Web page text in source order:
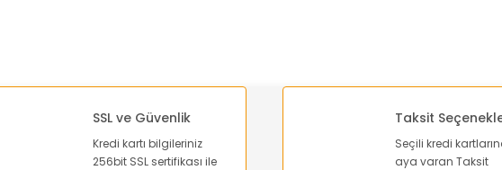
Cntd C523 On-Off-On 6 Pin Toggle Switch
Cntd C522 On-On
SSL ve Güvenlik
Kredi kartı bilgileriniz
256bit SSL sertifikası ile
Taksit
Seçili kredi
aya varan Taksit